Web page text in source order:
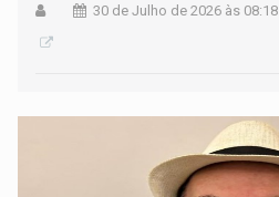
30 de Julho de 2026 às 08:18